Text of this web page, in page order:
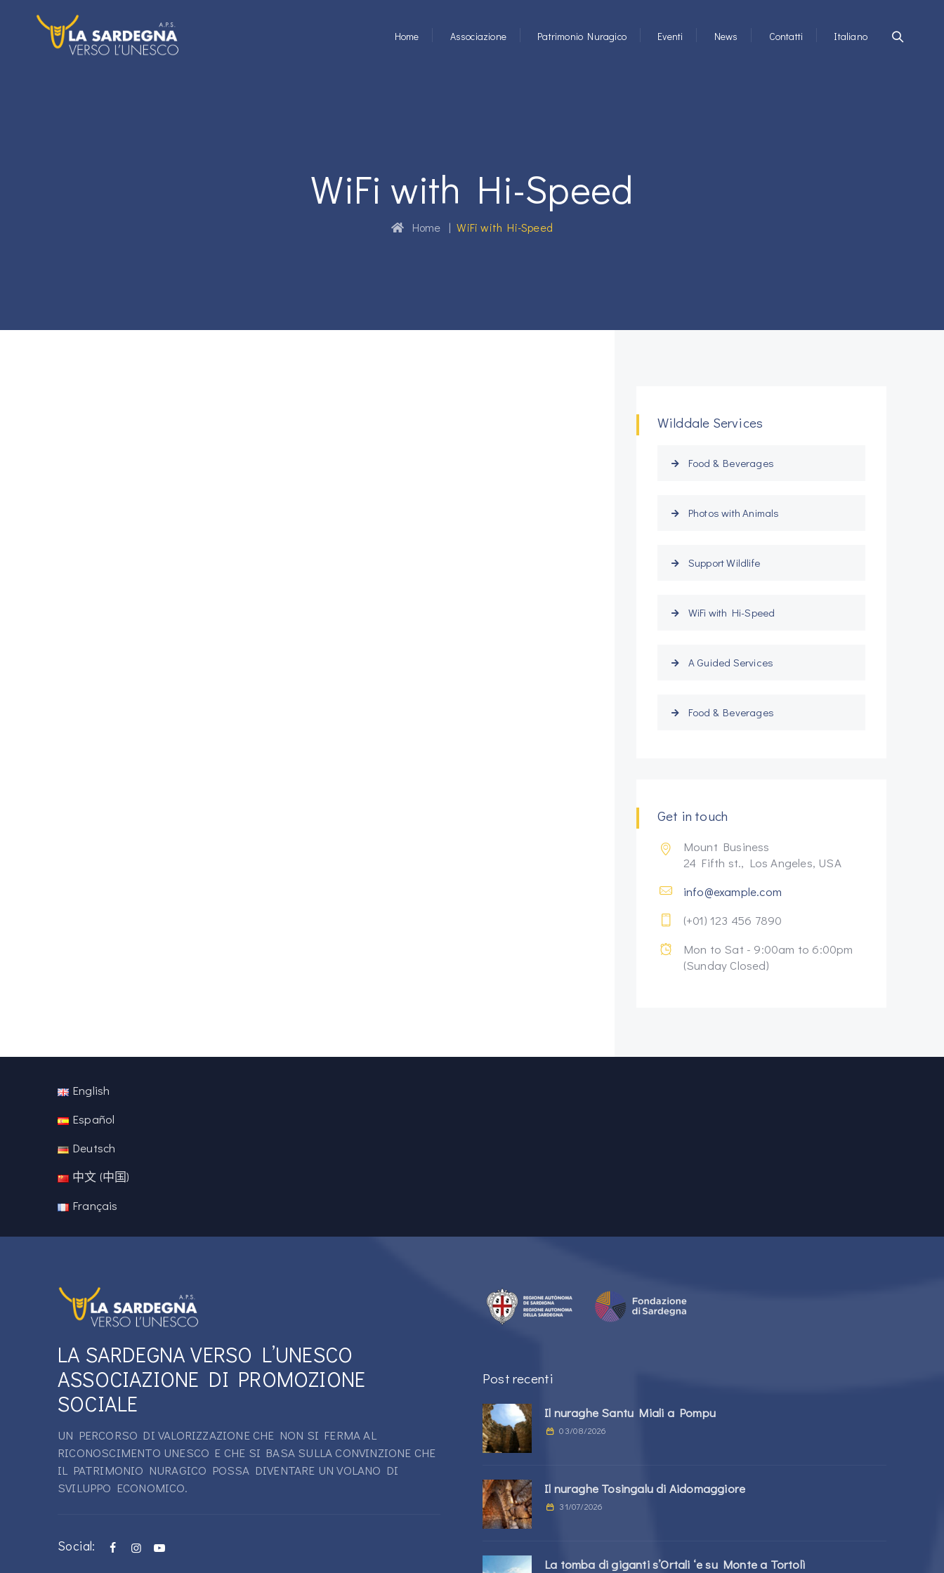
Home Associazione Patrimonio Nuragico Eventi News Contatti Italiano
WiFi with Hi-Speed
Home |WiFi with Hi-Speed
Wilddale Services
Food & Beverages
Photos with Animals
Support Wildlife
WiFi with Hi-Speed
A Guided Services
Food & Beverages
Get in touch
Mount Business
24 Fifth st., Los Angeles, USA
info@example.com
(+01) 123 456 7890
Mon to Sat - 9:00am to 6:00pm
(Sunday Closed)
English
Español
Deutsch
中文 (中国)
Français
LA SARDEGNA VERSO L’UNESCO
ASSOCIAZIONE DI PROMOZIONE
SOCIALE
UN PERCORSO DI VALORIZZAZIONE CHE NON SI FERMA AL
RICONOSCIMENTO UNESCO E CHE SI BASA SULLA CONVINZIONE CHE
IL PATRIMONIO NURAGICO POSSA DIVENTARE UN VOLANO DI
SVILUPPO ECONOMICO.
Social:
Post recenti
Il nuraghe Santu Miali a Pompu
03/08/2026
Il nuraghe Tosingalu di Aidomaggiore
31/07/2026
La tomba di giganti s’Ortali ‘e su Monte a Tortolì